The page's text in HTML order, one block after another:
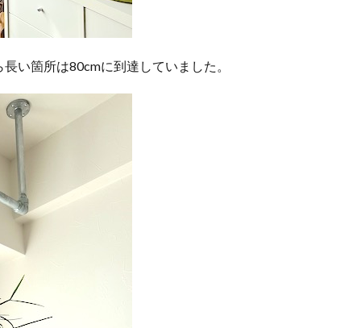
い箇所は80cmに到達していました。